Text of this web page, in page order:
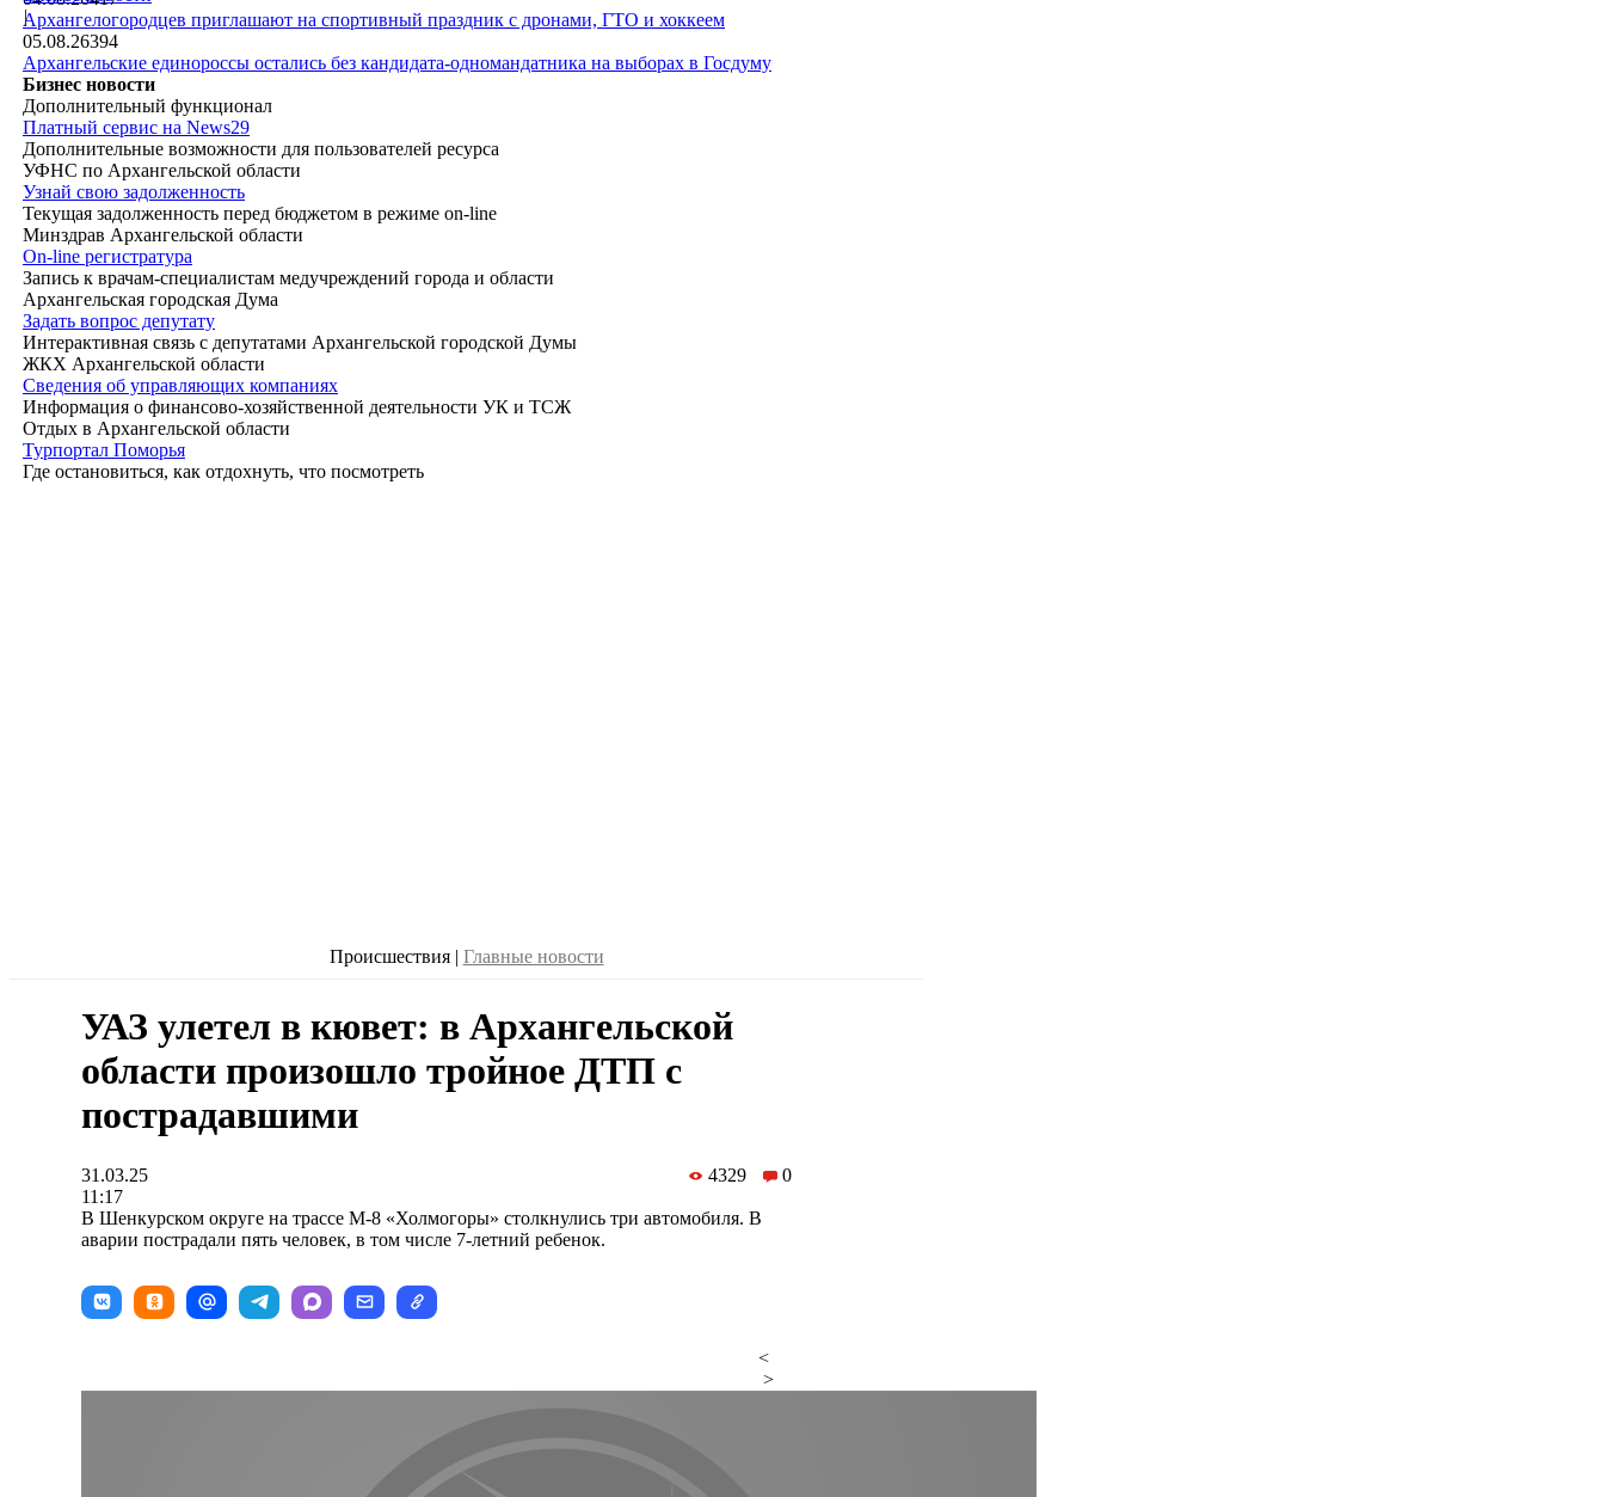
|Архангелогородцев приглашают на спортивный праздник с дронами, ГТО и хоккеем
05.08.26394
Архангельские единороссы остались без кандидата-одномандатника на выборах в Госдуму
Бизнес новости
Дополнительный функционал
Платный сервис на News29
Дополнительные возможности для пользователей ресурса
УФНС по Архангельской области
Узнай свою задолженность
Текущая задолженность перед бюджетом в режиме on-line
Минздрав Архангельской области
On-line регистратура
Запись к врачам-специалистам медучреждений города и области
Архангельская городская Дума
Задать вопрос депутату
Интерактивная связь с депутатами Архангельской городской Думы
ЖКХ Архангельской области
Сведения об управляющих компаниях
Информация о финансово-хозяйственной деятельности УК и ТСЖ
Отдых в Архангельской области
Турпортал Поморья
Где остановиться, как отдохнуть, что посмотреть
Происшествия | Главные новости
УАЗ улетел в кювет: в Архангельской
области произошло тройное ДТП с
пострадавшими
31.03.25
11:17
4329 0
В Шенкурском округе на трассе М-8 «Холмогоры» столкнулись три автомобиля. В
аварии пострадали пять человек, в том числе 7-летний ребенок.
<
>